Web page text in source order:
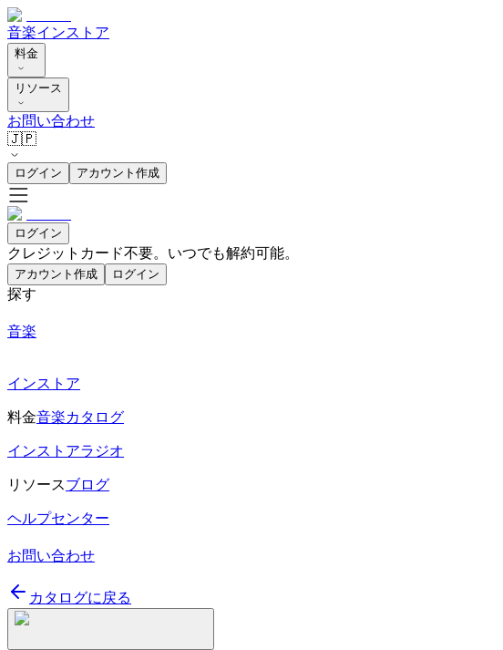
音楽インストア
料金
リソース
お問い合わせ
🇯🇵
ログイン アカウント作成
ログイン
クレジットカード不要。いつでも解約可能。
アカウント作成 ログイン
探す
音楽
インストア
料金音楽カタログ
インストアラジオ
リソースブログ
ヘルプセンター
お問い合わせ
カタログに戻る